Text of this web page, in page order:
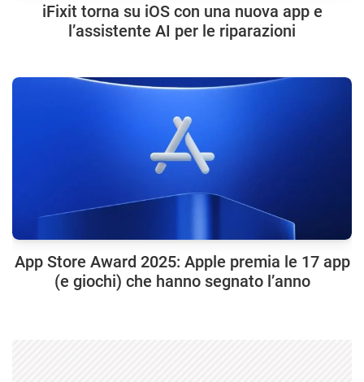
iFixit torna su iOS con una nuova app e
l’assistente AI per le riparazioni
App Store Award 2025: Apple premia le 17 app
(e giochi) che hanno segnato l’anno